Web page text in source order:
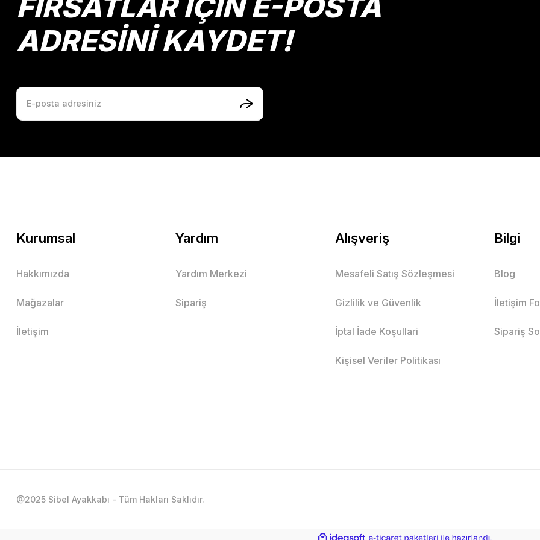
ADRESİNİ KAYDET!
Kurumsal
Hakkımızda
Mağazalar
İletişim
Yardım
Yardım Merkezi
Sipariş
Alışveriş
Mesafeli Satış Sözleşmesi
Gizlilik ve Güvenlik
İptal İade Koşullari
Kişisel Veriler Politikası
Bilgi
Blog
İletişim
Sipariş
@2025 Sibel Ayakkabı - Tüm Hakları Saklıdır.
ideasoft e-